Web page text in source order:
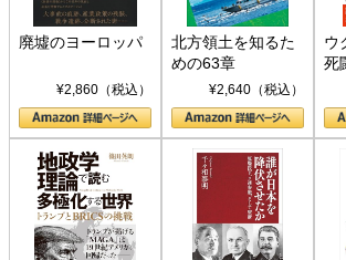
廃墟のヨーロッパ
¥2,860（税込）
北方領土を知るた
めの63章
¥2,640（税込）
ウ
死